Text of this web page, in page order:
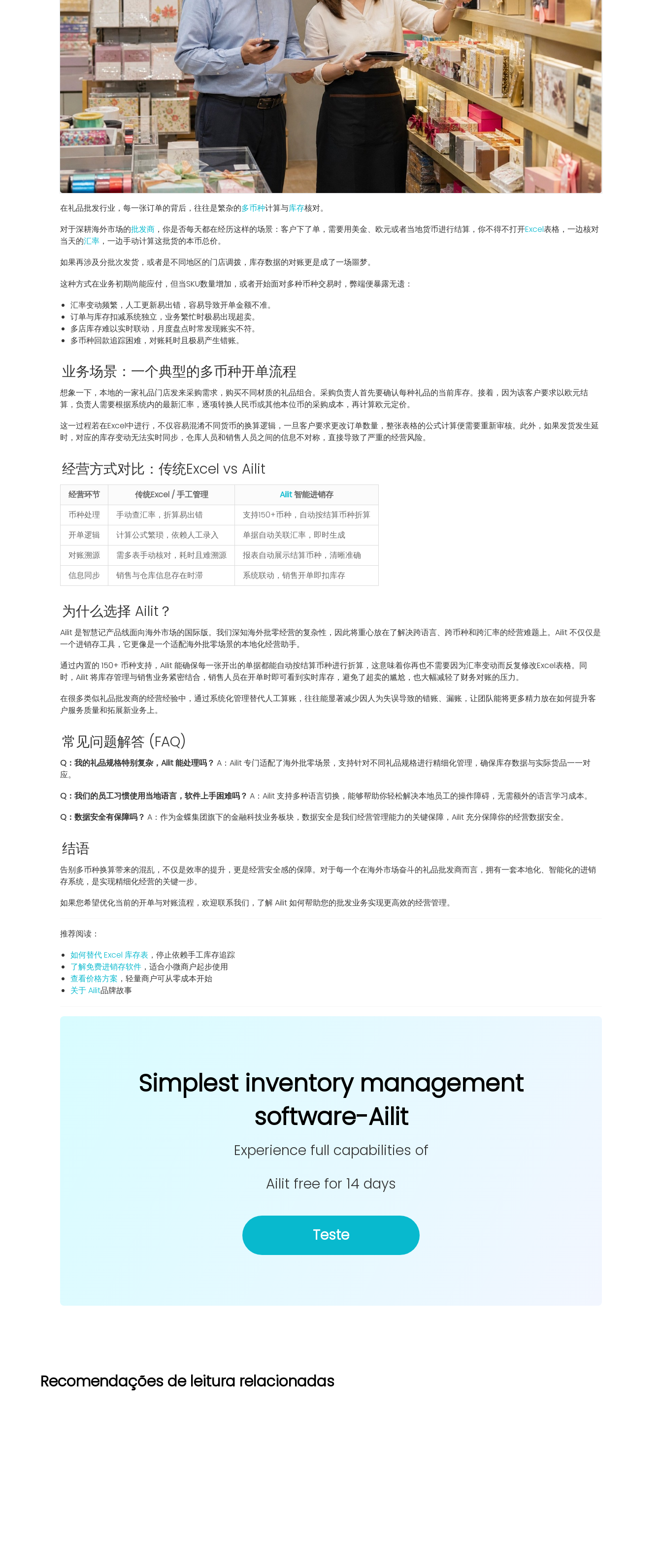
在礼品批发行业，每一张订单的背后，往往是繁杂的多币种计算与库存核对。
对于深耕海外市场的批发商 ，你是否每天都在经历这样的场景：客户下了单，需要用美金、欧元或者当地货币进行结算，你不得不打开Excel表格，一边核对
当天的汇率 ，一边手动计算这批货的本币总价。
如果再涉及分批次发货，或者是不同地区的门店调拨，库存数据的对账更是成了一场噩梦。
这种方式在业务初期尚能应付，但当SKU数量增加，或者开始面对多种币种交易时，弊端便暴露无遗：
汇率变动频繁，人工更新易出错，容易导致开单金额不准。
订单与库存扣减系统独立，业务繁忙时极易出现超卖。
多店库存难以实时联动，月度盘点时常发现账实不符。
多币种回款追踪困难，对账耗时且极易产生错账。
业务场景：一个典型的多币种开单流程
想象一下，本地的一家礼品门店发来采购需求，购买不同材质的礼品组合。采购负责人首先要确认每种礼品的当前库存。接着，因为该客户要求以欧元结
算，负责人需要根据系统内的最新汇率，逐项转换人民币或其他本位币的采购成本，再计算欧元定价。
这一过程若在Excel中进行，不仅容易混淆不同货币的换算逻辑，一旦客户要求更改订单数量，整张表格的公式计算便需要重新审核。此外，如果发货发生延
时，对应的库存变动无法实时同步，仓库人员和销售人员之间的信息不对称，直接导致了严重的经营风险。
经营方式对比：传统Excel vs Ailit
经营环节 传统Excel / 手工管理 Ailit智能进销存
币种处理
手动查汇率，折算易出错
支持150+币种，自动按结算币种折算
开单逻辑
计算公式繁琐，依赖人工录入
单据自动关联汇率，即时生成
对账溯源
需多表手动核对，耗时且难溯源
报表自动展示结算币种，清晰准确
信息同步
销售与仓库信息存在时滞 系统联动，销售开单即扣库存
为什么选择 Ailit？
Ailit 是智慧记产品线面向海外市场的国际版。我们深知海外批零经营的复杂性，因此将重心放在了解决跨语言、跨币种和跨汇率的经营难题上。Ailit 不仅仅是
一个进销存工具，它更像是一个适配海外批零场景的本地化经营助手。
通过内置的 150+ 币种支持，Ailit 能确保每一张开出的单据都能自动按结算币种进行折算，这意味着你再也不需要因为汇率变动而反复修改Excel表格。同
时，Ailit 将库存管理与销售业务紧密结合，销售人员在开单时即可看到实时库存，避免了超卖的尴尬，也大幅减轻了财务对账的压力。
在很多类似礼品批发商的经营经验中，通过系统化管理替代人工算账，往往能显著减少因人为失误导致的错账、漏账，让团队能将更多精力放在如何提升客
户服务质量和拓展新业务上。
常见问题解答 (FAQ)
Q：我的礼品规格特别复杂，Ailit 能处理吗？ A：Ailit 专门适配了海外批零场景，支持针对不同礼品规格进行精细化管理，确保库存数据与实际货品一一对
应。
Q：我们的员工习惯使用当地语言，软件上手困难吗？ A：Ailit 支持多种语言切换，能够帮助你轻松解决本地员工的操作障碍，无需额外的语言学习成本。
Q：数据安全有保障吗？ A：作为金蝶集团旗下的金融科技业务板块，数据安全是我们经营管理能力的关键保障，Ailit 充分保障你的经营数据安全。
结语
告别多币种换算带来的混乱，不仅是效率的提升，更是经营安全感的保障。对于每一个在海外市场奋斗的礼品批发商而言，拥有一套本地化、智能化的进销
存系统，是实现精细化经营的关键一步。
如果您希望优化当前的开单与对账流程，欢迎联系我们，了解 Ailit 如何帮助您的批发业务实现更高效的经营管理。
推荐阅读：
如何替代 Excel 库存表 ，停止依赖手工库存追踪
了解免费进销存软件，适合小微商户起步使用
查看价格方案 ，轻量商户可从零成本开始
关于 Ailit品牌故事
Simplest inventory management
software-Ailit
Experience full capabilities of
Ailit free for 14 days
Teste
Recomendações de leitura relacionadas